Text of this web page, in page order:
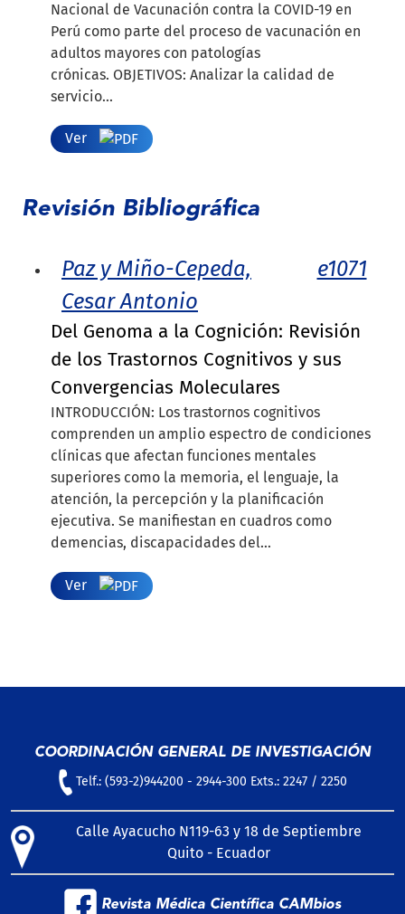
Nacional de Vacunación contra la COVID-19 en
Perú como parte del proceso de vacunación en
adultos mayores con patologías
crónicas. OBJETIVOS: Analizar la calidad de
servicio...
Ver
Revisión Bibliográfica
Paz y Miño-Cepeda,
Cesar Antonio
e1071
Del Genoma a la Cognición: Revisión
de los Trastornos Cognitivos y sus
Convergencias Moleculares
INTRODUCCIÓN: Los trastornos cognitivos
comprenden un amplio espectro de condiciones
clínicas que afectan funciones mentales
superiores como la memoria, el lenguaje, la
atención, la percepción y la planificación
ejecutiva. Se manifiestan en cuadros como
demencias, discapacidades del...
Ver
COORDINACIÓN GENERAL DE INVESTIGACIÓN
Telf.: (593-2)944200 - 2944-300 Exts.: 2247 / 2250
Calle Ayacucho N119-63 y 18 de Septiembre
Quito - Ecuador
Revista Médica Científica CAMbios